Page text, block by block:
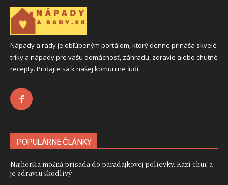
Nápady a rady je obľúbeným portálom, ktorý denne prináša skvelé
triky a nápady pre vašu domácnosť, záhradu, zdravie alebo chutné
recepty. Pridajte sa k našej komunine ľudí.
POPULÁRNE ČLÁNKY
Najhoršia možná prísada do paradajkovej polievky. Kazí chuť a
je zdraviu škodlivý